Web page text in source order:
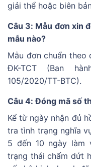
giải thể hoặc biên
Câu 3: Mẫu đơn xin
mẫu nào?
Mẫu đơn chuẩn theo
ĐK-TCT (Ban
105/2020/TT-BTC).
Câu 4: Đóng mã số
Kể từ ngày nhận đủ
tra tình trạng nghĩa
5 đến 10 ngày làm
trạng thái chấm dứt